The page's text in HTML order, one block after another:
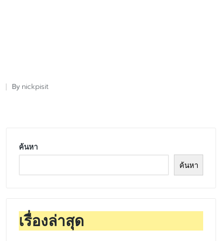
Posted
By nickpisit
ค้นหา
ค้นหา
เรื่องล่าสุด